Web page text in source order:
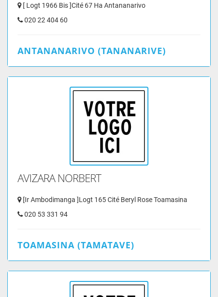
[ Logt 1966 Bis ]Cité 67 Ha Antananarivo
020 22 404 60
ANTANANARIVO (TANANARIVE)
AVIZARA NORBERT
[Ir Ambodimanga ]Logt 165 Cité Beryl Rose Toamasina
020 53 331 94
TOAMASINA (TAMATAVE)